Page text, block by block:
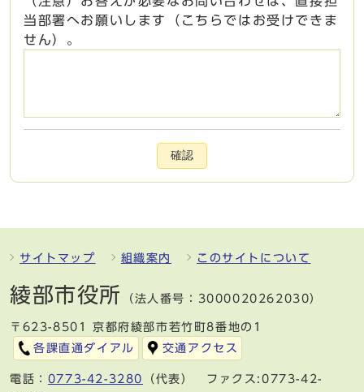
当部署へお願いします（こちらではお受けできま
せん）。
確認
サイトマップ 組織案内 このサイトについて
綾部市役所 （法人番号：3000020262030）
〒623-8501 京都府綾部市若竹町8番地の1
各課直通ダイアル
交通アクセス
電話： 0773-42-3280
（代表） ファクス:0773-42-